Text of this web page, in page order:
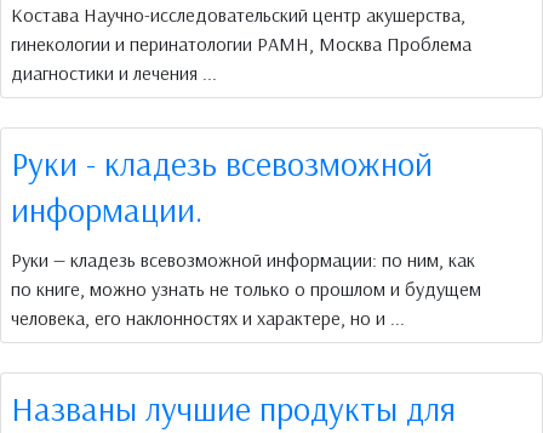
Костава Научно-исследовательский центр акушерства,
гинекологии и перинатологии РАМН, Москва Проблема
диагностики и лечения ...
Руки - кладезь всевозможной
информации.
Руки — кладезь всевозможной информации: по ним, как
по книге, можно узнать не только о прошлом и будущем
человека, его наклонностях и характере, но и ...
Названы лучшие продукты для